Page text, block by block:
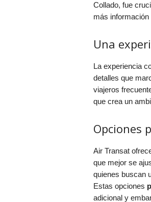
Collado, fue
más
Una
La experiencia
detalles que
viajeros
que crea un
Opciones
Air Transat
que mejor se
quienes buscan
Estas opciones
adicional y